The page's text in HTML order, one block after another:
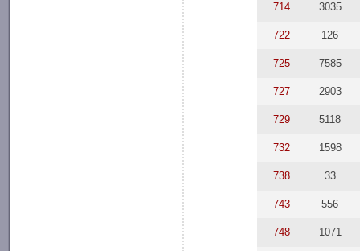
714 3035
722 126
725 7585
727 2903
729 5118
732 1598
738 33
743 556
748 1071